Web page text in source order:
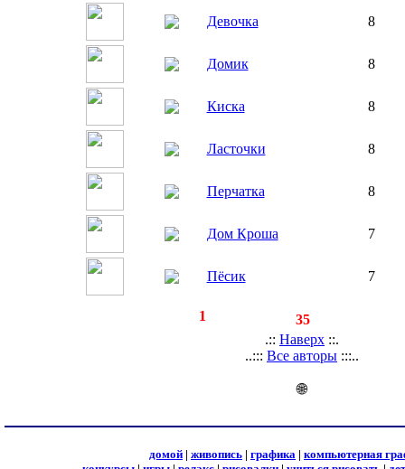
Девочка 8
Домик 8
Киска 8
Ласточки 8
Перчатка 8
Дом Кроша 7
Пёсик 7
1
35
.:: Наверх ::.
..::: Все авторы :::..
🌐
домой | живопись | графика | компьютерная